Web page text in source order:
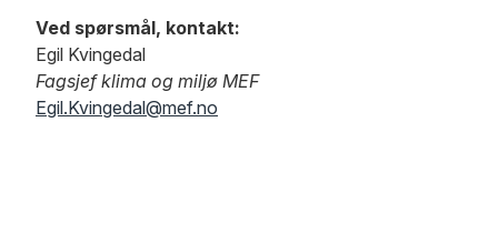
Ved spørsmål, kontakt:
Egil Kvingedal
Fagsjef klima og miljø MEF
Egil.Kvingedal@mef.no